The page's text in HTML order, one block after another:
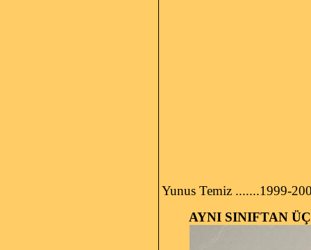
Yunus Temiz .......1999-
AYNI SINIFTAN ÜÇ